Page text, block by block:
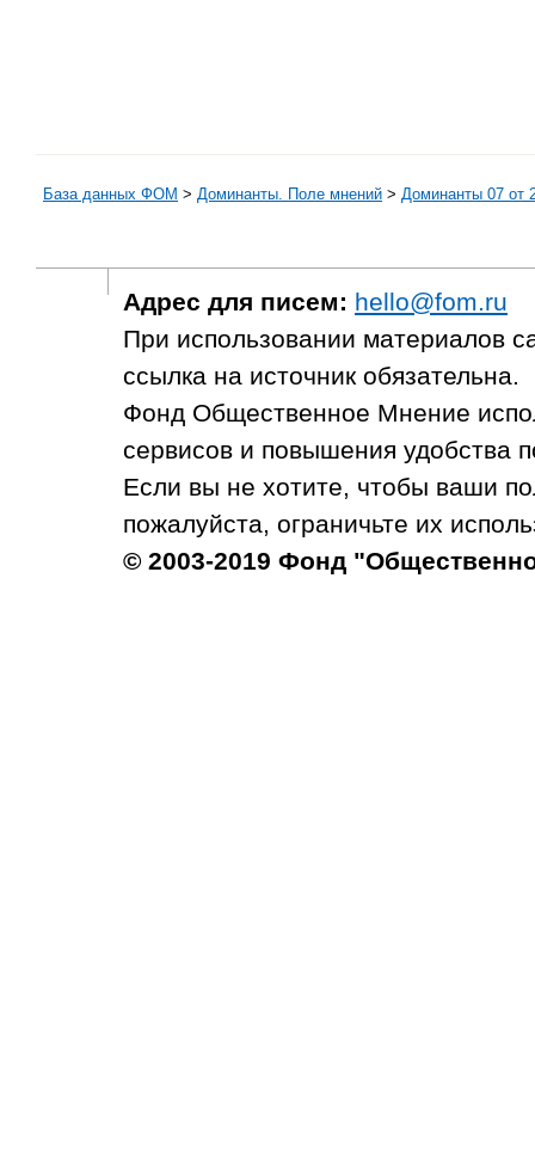
База данных ФОМ > Доминанты. Поле мнений > Доминанты 07 от
Адрес для писем: hello@fom.ru
При использовании материалов
ссылка на источник обязательна.
Фонд Общественное Мнение
сервисов и повышения удобства
Если вы не хотите, чтобы ваши
пожалуйста, ограничьте их
© 2003-2019 Фонд